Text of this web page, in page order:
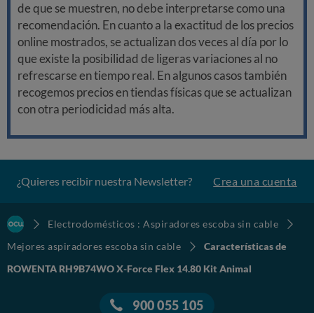
de que se muestren, no debe interpretarse como una
recomendación. En cuanto a la exactitud de los precios
online mostrados, se actualizan dos veces al día por lo
que existe la posibilidad de ligeras variaciones al no
refrescarse en tiempo real. En algunos casos también
recogemos precios en tiendas físicas que se actualizan
con otra periodicidad más alta.
¿Quieres recibir nuestra Newsletter? Crea una cuenta
Electrodomésticos : Aspiradores escoba sin cable
Mejores aspiradores escoba sin cable
Características de
ROWENTA RH9B74WO X-Force Flex 14.80 Kit Animal
900 055 105